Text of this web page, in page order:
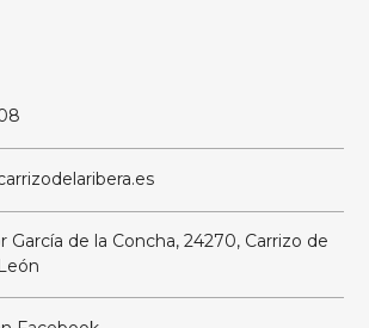
García de la Concha, 24270, Carrizo de